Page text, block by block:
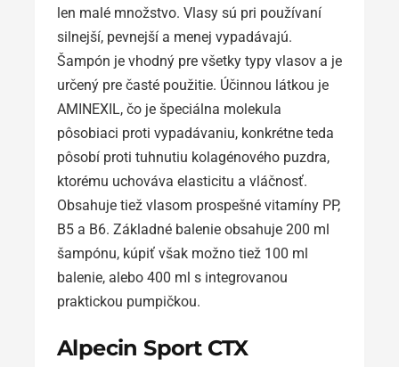
len malé množstvo. Vlasy sú pri používaní
silnejší, pevnejší a menej vypadávajú.
Šampón je vhodný pre všetky typy vlasov a je
určený pre časté použitie. Účinnou látkou je
AMINEXIL, čo je špeciálna molekula
pôsobiaci proti vypadávaniu, konkrétne teda
pôsobí proti tuhnutiu kolagénového puzdra,
ktorému uchováva elasticitu a vláčnosť.
Obsahuje tiež vlasom prospešné vitamíny PP,
B5 a B6. Základné balenie obsahuje 200 ml
šampónu, kúpiť však možno tiež 100 ml
balenie, alebo 400 ml s integrovanou
praktickou pumpičkou.
Alpecin Sport CTX